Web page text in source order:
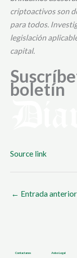
criptoactivos son
para todos.
legislación
capital.
boletín
Source link
← Entrada anterior
Contactanos Aviso Legal